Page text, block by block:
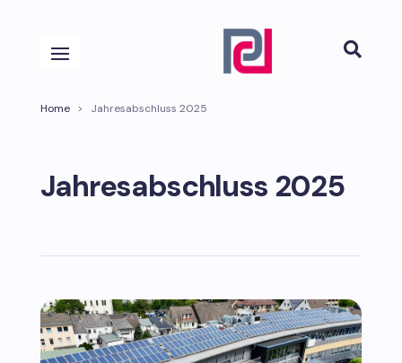

Home > Jahresabschluss 2025
Jahresabschluss 2025